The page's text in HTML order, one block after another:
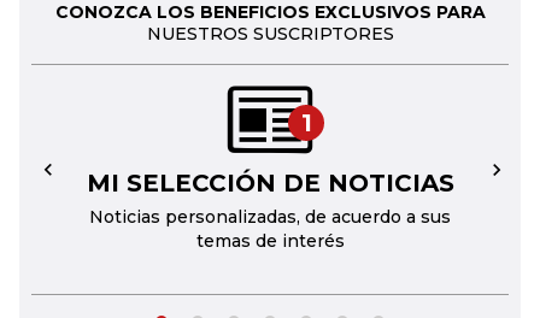
CONOZCA LOS BENEFICIOS EXCLUSIVOS PARA
NUESTROS SUSCRIPTORES
1
MI SELECCIÓN DE NOTICIAS
Noticias personalizadas, de acuerdo a sus
temas de interés
← →